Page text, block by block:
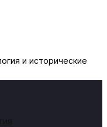
и исторические